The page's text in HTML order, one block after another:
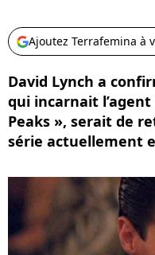
Ajoutez Terrafemina à
David Lynch a
qui incarnait l’agent
Peaks », serait de
série actuellement